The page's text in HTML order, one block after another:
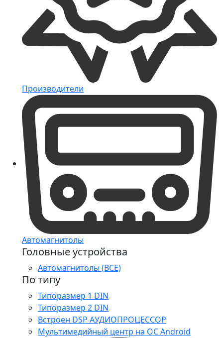
Производители
Автомагнитолы
Головные устройства
Автомагнитолы (ВСЕ)
По типу
Типоразмер 1 DIN
Типоразмер 2 DIN
Встроен DSP АУДИОПРОЦЕССОР
Мультимедийный центр на ОС Android